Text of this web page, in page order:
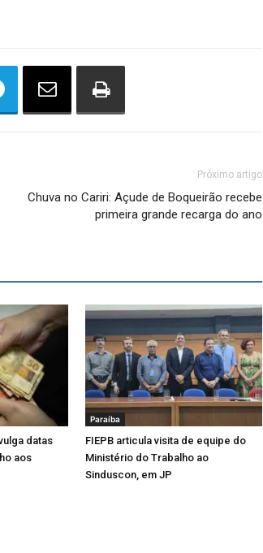
Próximo artigo
Chuva no Cariri: Açude de Boqueirão recebe
primeira grande recarga do ano
datas
aos
Paraíba
FIEPB articula visita de equipe do
Ministério do Trabalho ao
Sinduscon, em JP